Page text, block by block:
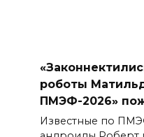
роботы
ПМЭФ-2026»
Известные по